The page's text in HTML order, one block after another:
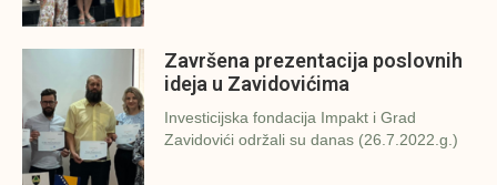
Završena prezentacija poslovnih
ideja u Zavidovićima
Investicijska fondacija Impakt i Grad
Zavidovići održali su danas (26.7.2022.g.)